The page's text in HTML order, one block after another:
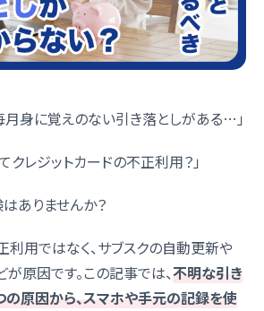
月身に覚えのない引き落としがある…」
クレジットカードの不正利用？」
ありませんか？
利用ではなく、サブスクの自動更新や
原因です。この記事では、不明な引き
の原因から、スマホや手元の記録を使